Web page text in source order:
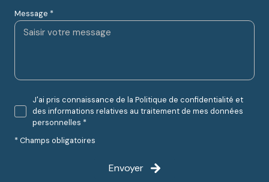
Message *
J'ai pris connaissance de la Politique de confidentialité et
des informations relatives au traitement de mes données
personnelles *
* Champs obligatoires
Envoyer